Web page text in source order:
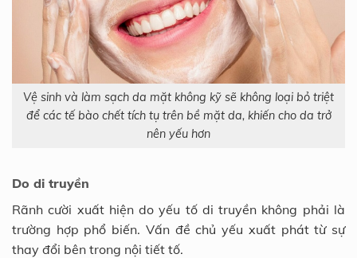
Vệ sinh và làm sạch da mặt không kỹ sẽ không loại bỏ triệt
để các tế bào chết tích tụ trên bề mặt da, khiến cho da trở
nên yếu hơn
Do di truyền
Rãnh cười xuất hiện do yếu tố di truyền không phải là
trường hợp phổ biến. Vấn đề chủ yếu xuất phát từ sự
thay đổi bên trong nội tiết tố.